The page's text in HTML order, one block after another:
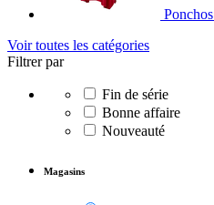
Ponchos
Voir toutes les catégories
Filtrer par
Fin de série
Bonne affaire
Nouveauté
Magasins